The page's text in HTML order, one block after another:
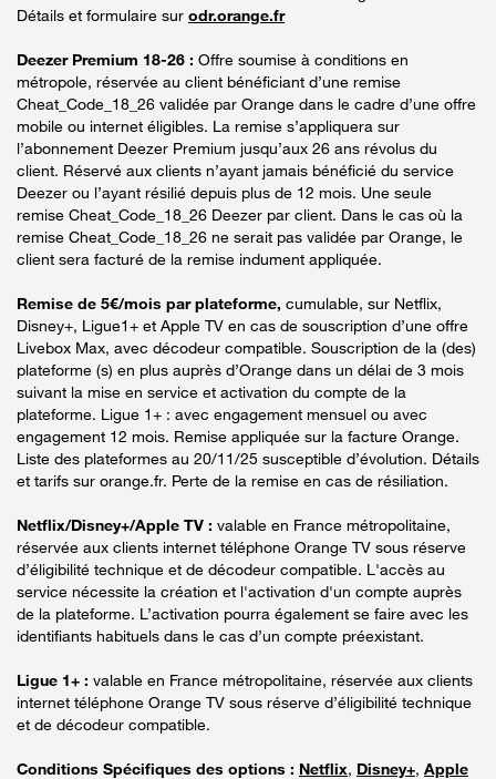
Détails et formulaire sur odr.orange.fr
Deezer Premium 18-26 : Offre soumise à conditions en
métropole, réservée au client bénéficiant d’une remise
Cheat_Code_18_26 validée par Orange dans le cadre d’une offre
mobile ou internet éligibles. La remise s’appliquera sur
l’abonnement Deezer Premium jusqu’aux 26 ans révolus du
client. Réservé aux clients n’ayant jamais bénéficié du service
Deezer ou l’ayant résilié depuis plus de 12 mois. Une seule
remise Cheat_Code_18_26 Deezer par client. Dans le cas où la
remise Cheat_Code_18_26 ne serait pas validée par Orange, le
client sera facturé de la remise indument appliquée.
Remise de 5€/mois par plateforme, cumulable, sur Netflix,
Disney+, Ligue1+ et Apple TV en cas de souscription d’une offre
Livebox Max, avec décodeur compatible. Souscription de la (des)
plateforme (s) en plus auprès d’Orange dans un délai de 3 mois
suivant la mise en service et activation du compte de la
plateforme. Ligue 1+ : avec engagement mensuel ou avec
engagement 12 mois. Remise appliquée sur la facture Orange.
Liste des plateformes au 20/11/25 susceptible d’évolution. Détails
et tarifs sur orange.fr. Perte de la remise en cas de résiliation.
Netflix/Disney+/Apple TV : valable en France métropolitaine,
réservée aux clients internet téléphone Orange TV sous réserve
d’éligibilité technique et de décodeur compatible. L'accès au
service nécessite la création et l'activation d'un compte auprès
de la plateforme. L’activation pourra également se faire avec les
identifiants habituels dans le cas d’un compte préexistant.
Ligue 1+ : valable en France métropolitaine, réservée aux clients
internet téléphone Orange TV sous réserve d’éligibilité technique
et de décodeur compatible.
Conditions Spécifiques des options : Netflix, Disney+, Apple